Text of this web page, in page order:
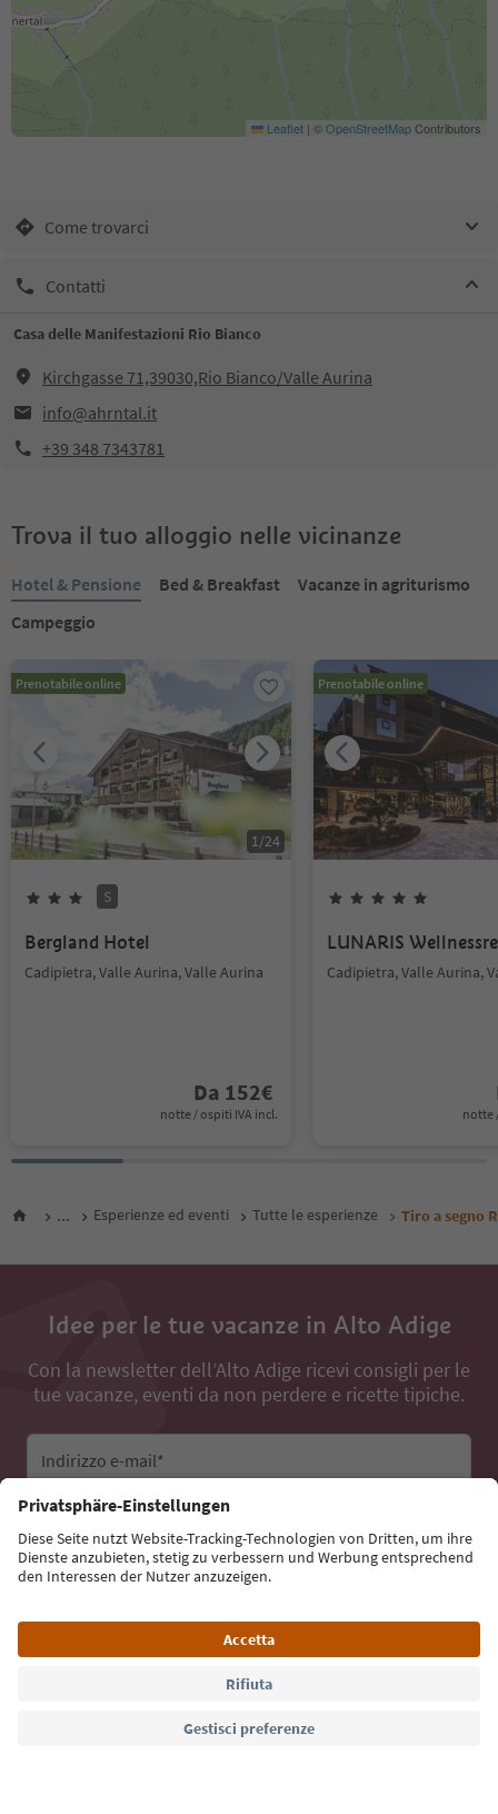
Leaflet | ©OpenStreetMapContributors
Come trovarci
Contatti
Casa delle Manifestazioni Rio Bianco
Kirchgasse 71,39030,Rio Bianco/Valle Aurina
info@ahrntal.it
+39 348 7343781
Trova il tuo alloggio nelle vicinanze
Hotel & Pensione Bed & Breakfast
Vacanze in agriturismo
Campeggio
Prenotabile online
1/24
S
Bergland Hotel
Cadipietra, Valle Aurina, Valle Aurina
Da 152€
notte / ospiti IVA incl.
Prenotabile online
LUNARIS
Cadipietra, Valle Aurina,
notte
... Esperienze ed eventi Tutte le esperienze Tiro a segno
Idee per le tue vacanze in Alto Adige
Con la newsletter dell’Alto Adige ricevi consigli per le
tue vacanze, eventi da non perdere e ricette tipiche.
Indirizzo e-mail*
Iscriviti alla newsletter